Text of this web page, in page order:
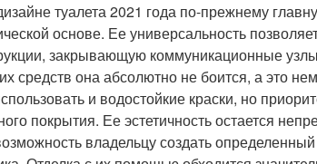
туалета 2021 года по-прежнему
основе. Ее универсальность
закрывающую коммуникационные
средств она абсолютно не боится, а это
и водостойкие краски, но
покрытия. Ее эстетичность остается
владельцу создать